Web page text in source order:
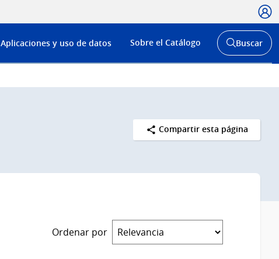
Menú
de
Aplicaciones y uso de datos Sobre el Catálogo
Abrir
buscador
Buscar
Compartir esta página
Ordenar por